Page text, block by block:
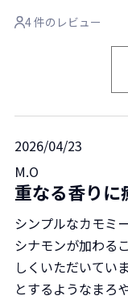
4 件のレビュー
2026/04/23
M.O
重なる香りに
シンプルなカモミ
シナモンが加わる
しくいただいてい
とするようなまろ